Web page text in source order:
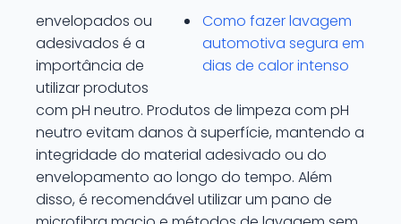
Como fazer lavagem
automotiva segura em
dias de calor intenso
envelopados ou
adesivados é a
importância de
utilizar produtos
com pH neutro. Produtos de limpeza com pH
neutro evitam danos à superfície, mantendo a
integridade do material adesivado ou do
envelopamento ao longo do tempo. Além
disso, é recomendável utilizar um pano de